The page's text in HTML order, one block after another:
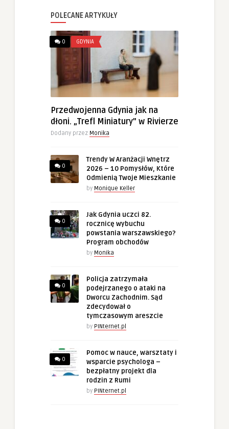
POLECANE ARTYKUŁY
0 GDYNIA
Przedwojenna Gdynia jak na
dłoni. „Trefl Miniatury” w Rivierze
Dodany przez Monika
0
Trendy W Aranżacji Wnętrz
2026 – 10 Pomysłów, Które
Odmienią Twoje Mieszkanie
by Monique Keller
0
Jak Gdynia uczci 82.
rocznicę wybuchu
powstania warszawskiego?
Program obchodów
by Monika
0
Policja zatrzymała
podejrzanego o ataki na
Dworcu Zachodnim. Sąd
zdecydował o
tymczasowym areszcie
by PINternet.pl
0
Pomoc w nauce, warsztaty i
wsparcie psychologa –
bezpłatny projekt dla
rodzin z Rumi
by PINternet.pl